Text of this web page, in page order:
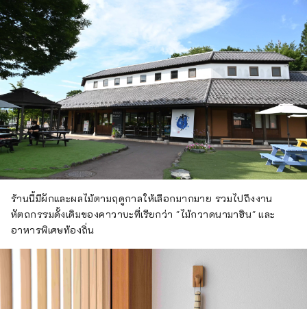
ร้านนี้มีผักและผลไม้ตามฤดูกาลให้เลือกมากมาย รวมไปถึงงาน
หัตถกรรมดั้งเดิมของคาวาบะที่เรียกว่า "ไม้กวาดนามาฮิน" และ
อาหารพิเศษท้องถิ่น